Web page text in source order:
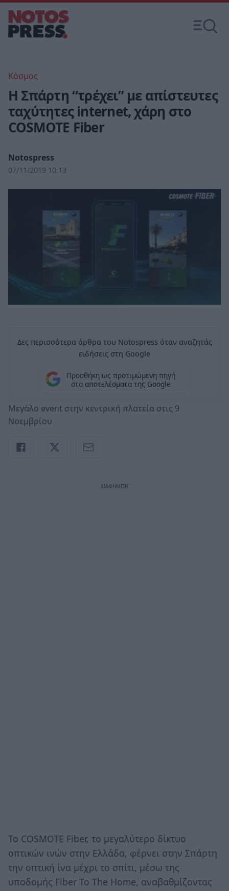
Κόσμος
H Σπάρτη “τρέχει” με απίστευτες
ταχύτητες internet, χάρη στο
COSMOTE Fiber
Notospress
07/11/2019 10:13
Δες περισσότερα άρθρα του Notospress όταν αναζητάς
ειδήσεις στη Google
Προσθήκη ως προτιμώμενη πηγή
στα αποτελέσματα της Google
Μεγάλο event στην κεντρική πλατεία στις 9
Νοεμβρίου
Το COSMOTE Fiber, το μεγαλύτερο δίκτυο
οπτικών ινών στην Ελλάδα, φέρνει στην Σπάρτη
την οπτική ίνα μέχρι το σπίτι, μέσω της
υποδομής Fiber To The Home, αναβαθμίζοντας